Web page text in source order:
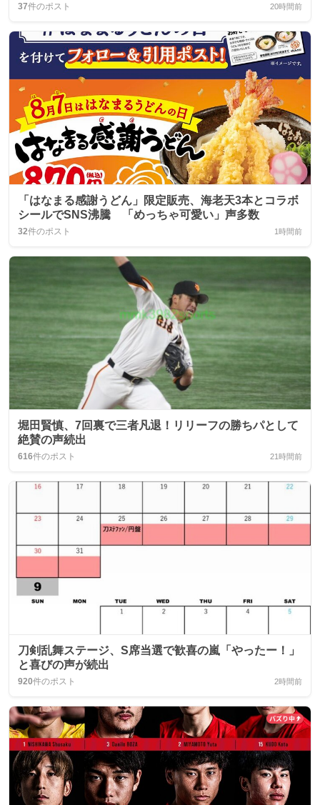
37件のポスト 20時間前
「はなまる感謝うどん」限定販売、海老天3本とコラボ
シールでSNS沸騰 「めっちゃ可愛い」声多数
32件のポスト 1時間前
堀田賢慎、7回裏で三者凡退！リリーフの勝ちパとして
絶賛の声続出
616件のポスト 21時間前
刀剣乱舞ステージ、S席当選で歓喜の嵐「やったー！」
と喜びの声が続出
920件のポスト 2時間前